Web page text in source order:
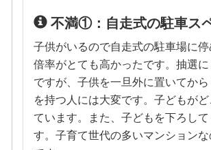
不満①：自走式の駐車ス
子供がいるので自走式の駐車場に
倍率がとても高かったです。抽選
ですが、子供を一旦外に置いてか
を持つ人には大変です。子どもが
ています。また、子どもを下ろし
す。子育て世代の多いマンション